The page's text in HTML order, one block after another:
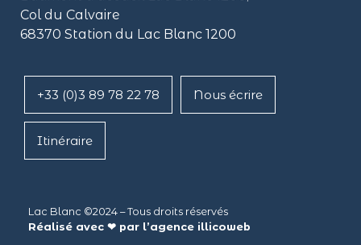
Col du Calvaire
68370 Station du Lac Blanc 1200
+33 (0)3 89 78 22 78 Nous écrire
Itinéraire
Lac Blanc ©2024 – Tous droits réservés
Réalisé avec ❤ par l’agence illicoweb